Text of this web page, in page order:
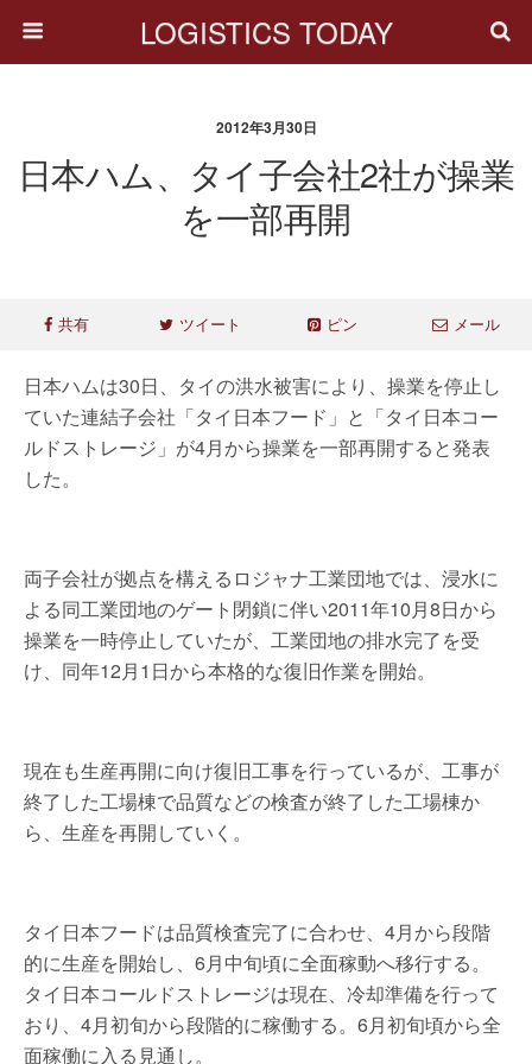
LOGISTICS TODAY
2012年3月30日
日本ハム、タイ子会社2社が操業
を一部再開
共有 ツイート ピン メール
日本ハムは30日、タイの洪水被害により、操業を停止し
ていた連結子会社「タイ日本フード」と「タイ日本コー
ルドストレージ」が4月から操業を一部再開すると発表
した。
両子会社が拠点を構えるロジャナ工業団地では、浸水に
よる同工業団地のゲート閉鎖に伴い2011年10月8日から
操業を一時停止していたが、工業団地の排水完了を受
け、同年12月1日から本格的な復旧作業を開始。
現在も生産再開に向け復旧工事を行っているが、工事が
終了した工場棟で品質などの検査が終了した工場棟か
ら、生産を再開していく。
タイ日本フードは品質検査完了に合わせ、4月から段階
的に生産を開始し、6月中旬頃に全面稼動へ移行する。
タイ日本コールドストレージは現在、冷却準備を行って
おり、4月初旬から段階的に稼働する。6月初旬頃から全
面稼働に入る見通し。